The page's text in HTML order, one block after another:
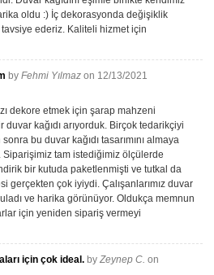
oldu :) İç dekorasyonda değişiklik
ederiz. Kaliteli hizmet için
byFehmi Yılmaz on 12/13/2021
dekore etmek için şarap mahzeni
duvar kağıdı arıyorduk. Birçok tedarikçiyi
sonra bu duvar kağıdı tasarımını almaya
Siparişimiz tam istediğimiz ölçülerde
bir kutuda paketlenmişti ve tutkal da
gerçekten çok iyiydi. Çalışanlarımız duvar
ve harika görünüyor. Oldukça memnun
için yeniden sipariş vermeyi
için çok ideal. byZeynep C. on